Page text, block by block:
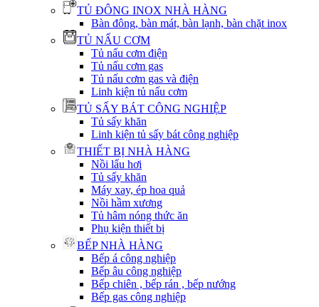
TỦ ĐÔNG INOX NHÀ HÀNG
Bàn đông, bàn mát, bàn lạnh, bàn chặt inox
TỦ NẤU CƠM
Tủ nấu cơm điện
Tủ nấu cơm gas
Tủ nấu cơm gas và điện
Linh kiện tủ nấu cơm
TỦ SẤY BÁT CÔNG NGHIỆP
Tủ sấy khăn
Linh kiện tủ sấy bát công nghiệp
THIẾT BỊ NHÀ HÀNG
Nồi lẩu hơi
Tủ sấy khăn
Máy xay, ép hoa quả
Nồi hầm xương
Tủ hâm nóng thức ăn
Phụ kiện thiết bị
BẾP NHÀ HÀNG
Bếp á công nghiệp
Bếp âu công nghiệp
Bếp chiên , bếp rán , bếp nướng
Bếp gas công nghiệp